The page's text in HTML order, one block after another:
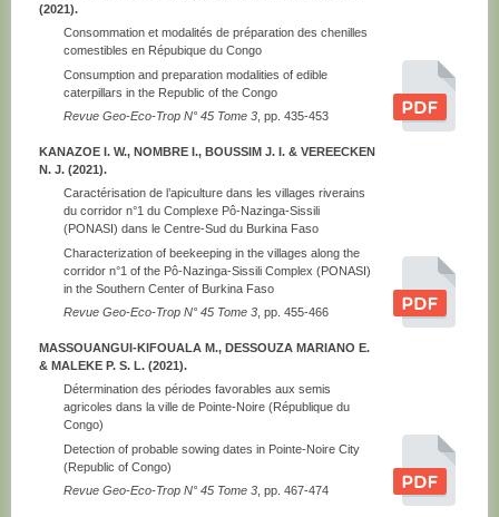
(2021).
Consommation et modalités de préparation des chenilles
comestibles en Répubique du Congo
Consumption and preparation modalities of edible
caterpillars in the Republic of the Congo
Revue Geo-Eco-Trop N° 45 Tome 3 , pp. 435-453
KANAZOE I. W., NOMBRE I., BOUSSIM J. I. & VEREECKEN
N. J. (2021).
Caractérisation de l’apiculture dans les villages riverains
du corridor n°1 du Complexe Pô-Nazinga-Sissili
(PONASI) dans le Centre-Sud du Burkina Faso
Characterization of beekeeping in the villages along the
corridor n°1 of the Pô-Nazinga-Sissili Complex (PONASI)
in the Southern Center of Burkina Faso
Revue Geo-Eco-Trop N° 45 Tome 3 , pp. 455-466
MASSOUANGUI-KIFOUALA M., DESSOUZA MARIANO E.
& MALEKE P. S. L. (2021).
Détermination des périodes favorables aux semis
agricoles dans la ville de Pointe-Noire (République du
Congo)
Detection of probable sowing dates in Pointe-Noire City
(Republic of Congo)
Revue Geo-Eco-Trop N° 45 Tome 3 , pp. 467-474